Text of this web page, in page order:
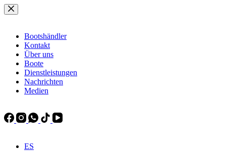
Zum
Inhalt
Bootshändler
Kontakt
Über uns
Boote
Dienstleistungen
Nachrichten
Medien
ES